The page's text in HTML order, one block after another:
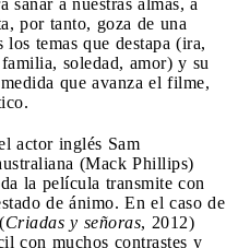
por tanto, goza de una
temas que destapa (ira,
soledad, amor) y su
que avanza el filme,
actor inglés Sam
(Mack Phillips)
la película transmite con
de ánimo. En el caso de
Criadas y señoras, 2012)
con muchos contrastes y